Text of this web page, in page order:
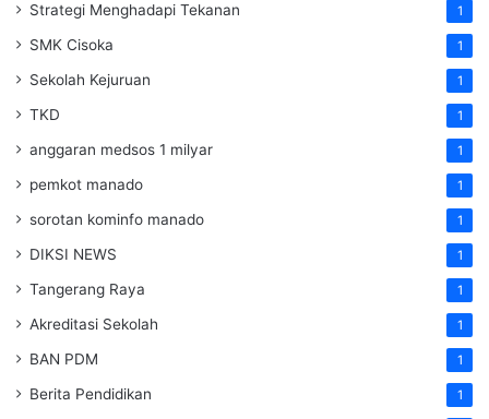
Strategi Menghadapi Tekanan 1
SMK Cisoka 1
Sekolah Kejuruan 1
TKD 1
anggaran medsos 1 milyar 1
pemkot manado 1
sorotan kominfo manado 1
DIKSI NEWS 1
Tangerang Raya 1
Akreditasi Sekolah 1
BAN PDM 1
Berita Pendidikan 1